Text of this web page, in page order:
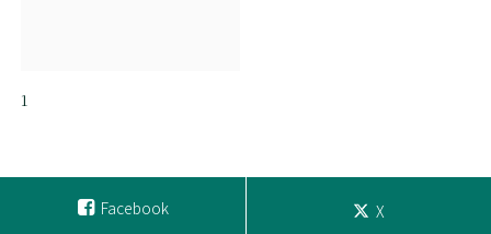
1
Facebook X